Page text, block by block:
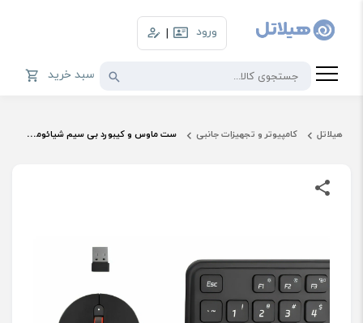
ورود |
سبد خرید
هیلاتل کامپیوتر و تجهیزات جانبی ست ماوس و کیبورد بی سیم شیائومی مدل MIIIW Combo Gen 3 MW24PB03